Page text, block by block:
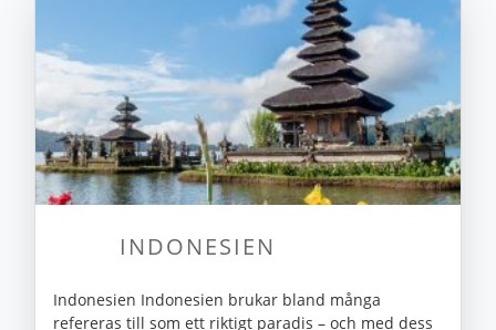
INDONESIEN
Indonesien Indonesien brukar bland många
refereras till som ett riktigt paradis – och med dess